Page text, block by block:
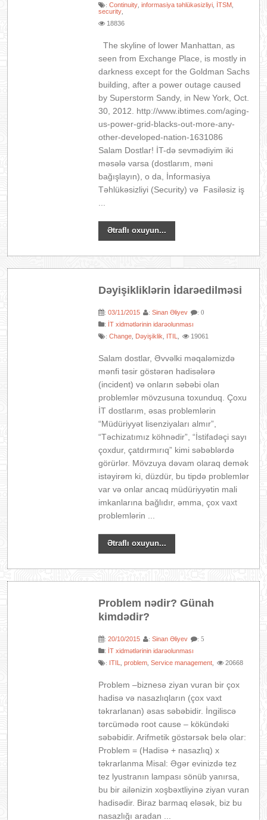
:Continuity ,informasiya təhlükəsizliyi İTSM
security
18836
The skyline of lower Manhattan, as
seen from Exchange Place, is mostly in
darkness except for the Goldman Sachs
building, after a power outage caused
by Superstorm Sandy, in New York, Oct.
30, 2012. http://www.ibtimes.com/aging-
us-power-grid-blacks-out-more-any-
other-developed-nation-1631086
Salam Dostlar! İT-də sevmədiyim iki
məsələ varsa (dostlarım, məni
bağışlayın), o da, İnformasiya
Təhlükəsizliyi (Security) və Fasiləsiz iş
Ətraflı oxuyun...
Dəyişikliklərin İdarəedilməsi
:03/11/2015 :Sinan Əliyev : 0
: İT xidmətlərinin idarəolunması
:Change Dəyişiklik ITIL 19061
Salam dostlar, Əvvəlki məqaləmizdə
mənfi təsir göstərən hadisələrə
(incident) və onların səbəbi olan
problemlər mövzusuna toxunduq. Çoxu
İT dostlarım, əsas problemlərin
“Müdüriyyət lisenziyaları almır”,
“Təchizatımız köhnədir”, “İstifadəçi sayı
çoxdur, çatdırmırıq” kimi səbəblərdə
görürlər. Mövzuya dəvam olaraq demək
istəyirəm ki, düzdür, bu tipdə problemlər
var və onlar ancaq müdüriyyətin mali
imkanlarına bağlıdır, əmma, çox vaxt
problemlərin ...
Ətraflı oxuyun...
Problem nədir? Günah
kimdədir?
:20/10/2015 :Sinan Əliyev : 5
: İT xidmətlərinin idarəolunması
: ITIL ,problem ,Service management 20668
Problem –biznesə ziyan vuran bir çox
hadisə və nasazlıqların (çox vaxt
təkrarlanan) əsas səbəbidir. İngiliscə
tərcümədə root cause – kökündəki
səbəbidir. Arifmetik göstərsək belə olar:
Problem = (Hadisə + nasazlıq) x
təkrarlanma Misal: Əgər evinizdə tez
tez lyustranın lampası sönüb yanırsa,
bu bir ailənizin xoşbəxtliyinə ziyan vuran
hadisədir. Biraz barmaq eləsək, biz bu
nasazlığı aradan ...